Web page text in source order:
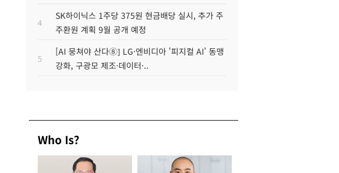
4
SK하이닉스 1주당 375원 현금배당 실시, 추가 주
주환원 계획 9월 공개 예정
5
[AI 뭉쳐야 산다⑧] LG·엔비디아 '피지컬 AI' 동맹
강화, 구광모 제조·데이터·..
Who Is?